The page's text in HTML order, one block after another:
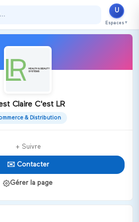
U
Espaces ▼
Claire C'est LR
& Distribution
+ Suivre
✉️ Contacter
Gérer la page